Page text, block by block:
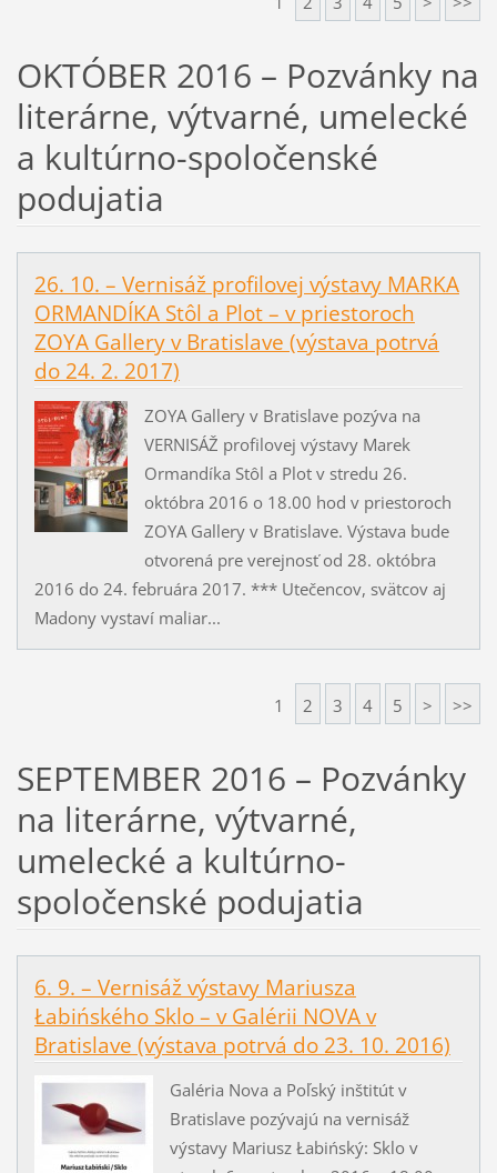
OKTÓBER 2016 – Pozvánky na
literárne, výtvarné, umelecké
a kultúrno-spoločenské
podujatia
26. 10. – Vernisáž profilovej výstavy MARKA
ORMANDÍKA Stôl a Plot – v priestoroch
ZOYA Gallery v Bratislave (výstava potrvá
do 24. 2. 2017)
ZOYA Gallery v Bratislave pozýva na
VERNISÁŽ profilovej výstavy Marek
Ormandíka Stôl a Plot v stredu 26.
októbra 2016 o 18.00 hod v priestoroch
ZOYA Gallery v Bratislave. Výstava bude
otvorená pre verejnosť od 28. októbra
2016 do 24. februára 2017. *** Utečencov, svätcov aj
Madony vystaví maliar...
1 2 3 4 5 > >>
SEPTEMBER 2016 – Pozvánky
na literárne, výtvarné,
umelecké a kultúrno-
spoločenské podujatia
6. 9. – Vernisáž výstavy Mariusza
Łabińského Sklo – v Galérii NOVA v
Bratislave (výstava potrvá do 23. 10. 2016)
Galéria Nova a Poľský inštitút v
Bratislave pozývajú na vernisáž
výstavy Mariusz Łabińský: Sklo v